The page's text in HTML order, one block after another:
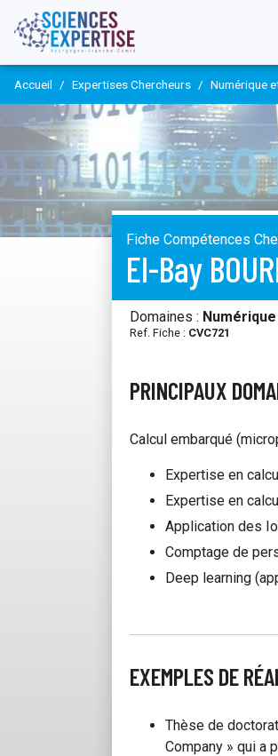
Accueil Expertises Chercheurs Numérique
Fiche Compétences
El-Bay
Domaines :
Ref. Fiche : CVC721
PRINCIPAUX
Calcul embarqué
Expertise en
Expertise en
Application des
Comptage de
Deep learning
EXEMPLES DE
Thèse de
Company » qui a